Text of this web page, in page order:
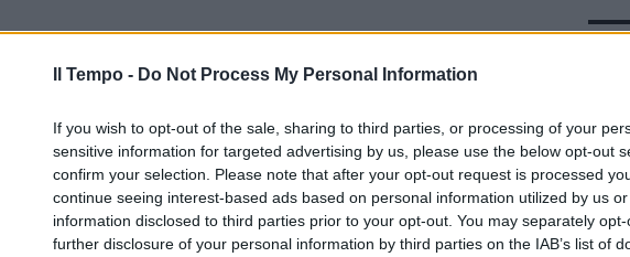
Il Tempo - Do Not Process My Personal Information
If you wish to opt-out of the sale, sharing to third parties, or processing of your
sensitive information for targeted advertising by us, please use the below opt-out
confirm your selection. Please note that after your opt-out request is processed
continue seeing interest-based ads based on personal information utilized by us
information disclosed to third parties prior to your opt-out. You may separately
further disclosure of your personal information by third parties on the IAB’s list of
In